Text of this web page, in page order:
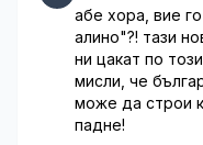
абе хора, вие
алино"?! тази
ни цакат по
мисли, че
може да строи
падне!